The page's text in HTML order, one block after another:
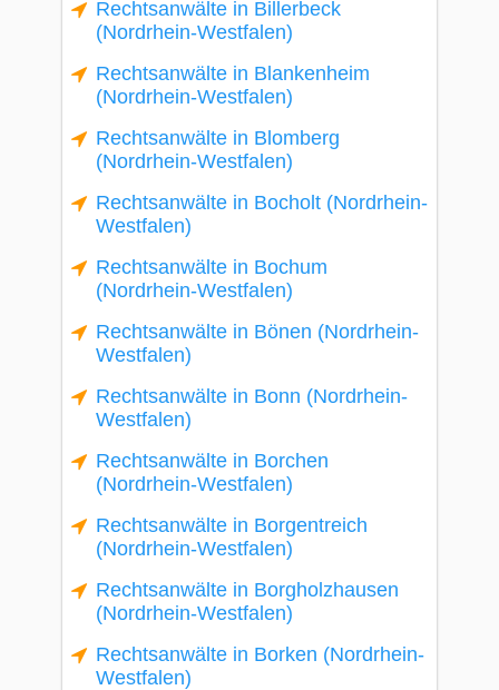
Rechtsanwälte in Billerbeck
(Nordrhein-Westfalen)
Rechtsanwälte in Blankenheim
(Nordrhein-Westfalen)
Rechtsanwälte in Blomberg
(Nordrhein-Westfalen)
Rechtsanwälte in Bocholt (Nordrhein-
Westfalen)
Rechtsanwälte in Bochum
(Nordrhein-Westfalen)
Rechtsanwälte in Bönen (Nordrhein-
Westfalen)
Rechtsanwälte in Bonn (Nordrhein-
Westfalen)
Rechtsanwälte in Borchen
(Nordrhein-Westfalen)
Rechtsanwälte in Borgentreich
(Nordrhein-Westfalen)
Rechtsanwälte in Borgholzhausen
(Nordrhein-Westfalen)
Rechtsanwälte in Borken (Nordrhein-
Westfalen)